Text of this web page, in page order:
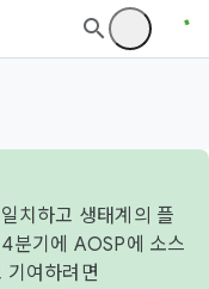
치하고 생태계의 플
분기에 AOSP에 소스
기여하려면